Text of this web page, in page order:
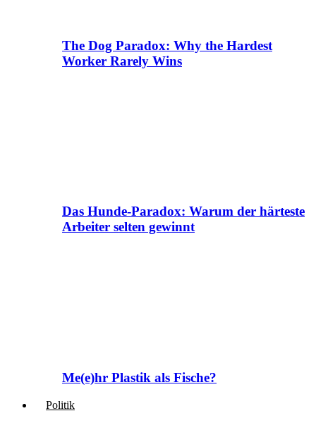
The Dog Paradox: Why the Hardest
Worker Rarely Wins
Das Hunde-Paradox: Warum der härteste
Arbeiter selten gewinnt
Me(e)hr Plastik als Fische?
Politik